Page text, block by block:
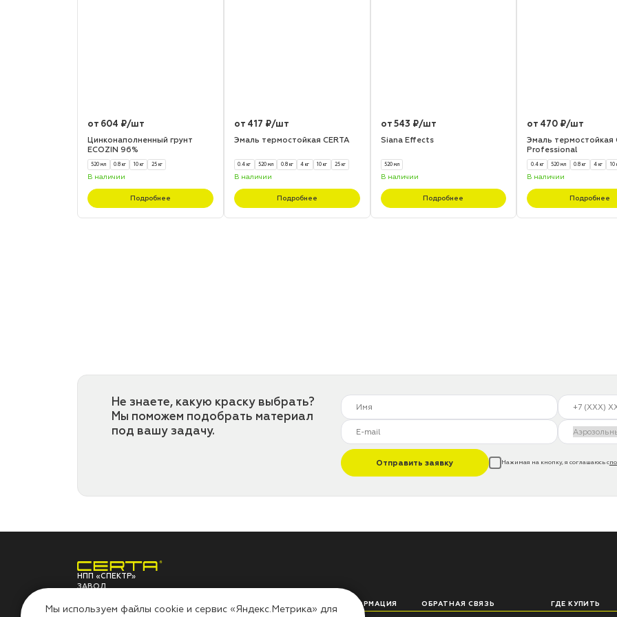
от 604 ₽/шт
Цинконаполненный грунт
ECOZIN 96%
520 мл 0.8 кг 10 кг 25 кг
В наличии
Подробнее
от 417 ₽/шт
Эмаль термостойкая CERTA
0.4 кг 520 мл 0.8 кг 4 кг 10 кг 25 кг
В наличии
Подробнее
от 543 ₽/шт
Siana Effects
520 мл
В наличии
Подробнее
от 470 ₽/шт
Эмаль термостойкая
Professional
0.4 кг 520 мл 0.8 кг 4 кг 10
В наличии
Подробнее
Не знаете, какую краску выбрать?
Мы поможем подобрать материал
под вашу задачу.
Отправить заявку Нажимая на кнопку, я соглашаюсь с
НПП «СПЕКТР»
ЗАВОД
МАТЕРИАЛОВ
О ЗАВОДЕ ПОЛЕЗНАЯ ИНФОРМАЦИЯ ОБРАТНАЯ СВЯЗЬ ГДЕ КУПИТЬ
Мы используем файлы cookie и сервис «Яндекс.Метрика» для